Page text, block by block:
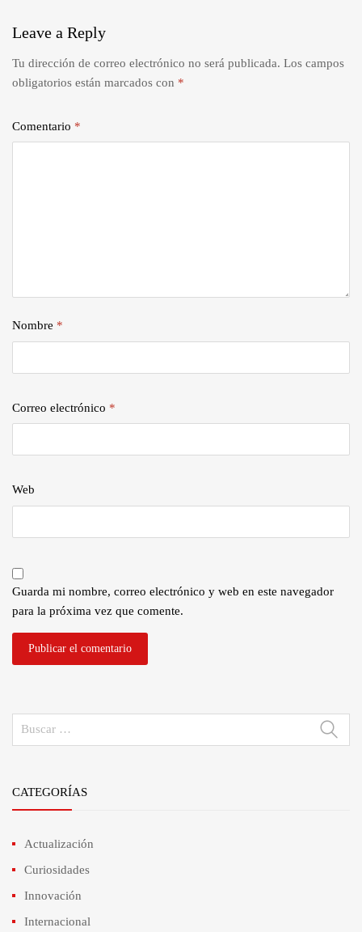
Leave a Reply
Tu dirección de correo electrónico no será publicada. Los campos
obligatorios están marcados con *
Comentario *
Nombre *
Correo electrónico *
Web
Guarda mi nombre, correo electrónico y web en este navegador
para la próxima vez que comente.
Buscar:
CATEGORÍAS
Actualización
Curiosidades
Innovación
Internacional